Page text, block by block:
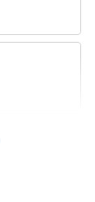
村子里的一
来那俩酒窝